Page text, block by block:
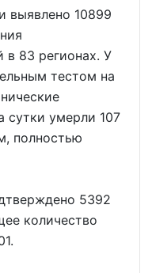
выявлено 10899
в 83 регионах. У
тестом на
сутки умерли 107
полностью
5392
количество